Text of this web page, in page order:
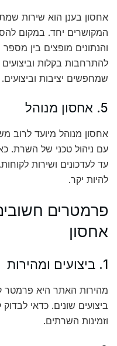
אחסון בענן הוא שירות
המקושרים יחד. במקום
והנתונים מופצים בין
להתרחבות בקלות
שמחפשים יציבות וביצועים.
5. אחסון מנוהל
אחסון מנוהל מיועד לרוב
עם ניהול טכני של השרת.
עד לעדכונים ושירות
להיות יקר.
פרמטרים
אחסון
1. ביצועים ומהירות
מהירות האתר היא פרמטר
ביצועים שונים. כדאי
וזמינות השרתים.